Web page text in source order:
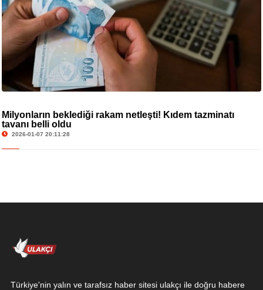
Milyonların beklediği rakam netleşti! Kıdem tazminatı
tavanı belli oldu
2026-01-07 20:11:28
Türkiye'nin yalın ve tarafsız haber sitesi ulakçı ile doğru habere